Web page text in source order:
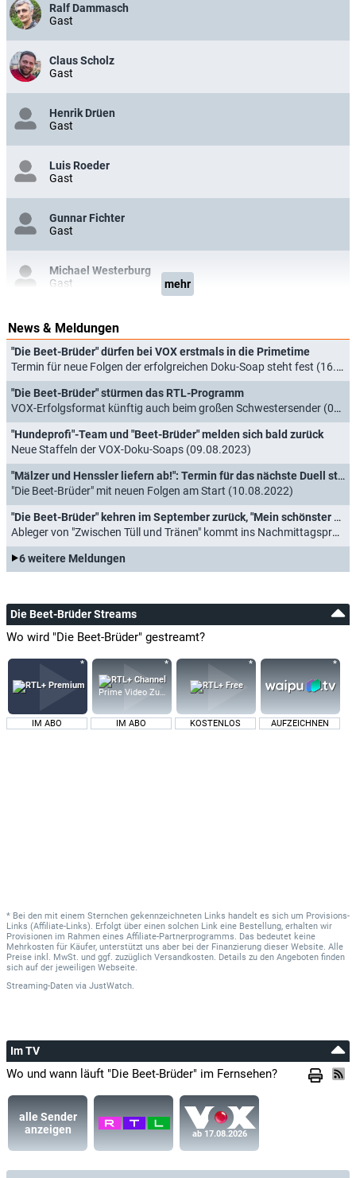
Ralf Dammasch
Gast
Claus Scholz
Gast
Henrik Drüen
Gast
Luis Roeder
Gast
Gunnar Fichter
Gast
Michael Westerburg
Gast
mehr
News & Meldungen
"Die Beet-Brüder" dürfen bei VOX erstmals in die Primetime
Termin für neue Folgen der erfolgreichen Doku-Soap steht fest (16.07.2026)
"Die Beet-Brüder" stürmen das RTL-Programm
VOX-Erfolgsformat künftig auch beim großen Schwestersender (08.01.2026)
"Hundeprofi"-Team und "Beet-Brüder" melden sich bald zurück
Neue Staffeln der VOX-Doku-Soaps (09.08.2023)
"Mälzer und Henssler liefern ab!": Termin für das nächste Duell steht fest
"Die Beet-Brüder" mit neuen Folgen am Start (10.08.2022)
"Die Beet-Brüder" kehren im September zurück, "Mein schönster Tag" startet
Ableger von "Zwischen Tüll und Tränen" kommt ins Nachmittagsprogramm (11.08.2021)
6 weitere Meldungen
Die Beet-Brüder Streams
Wo wird "Die Beet-Brüder" gestreamt?
IM ABO
Prime Video Zusatz-Kanäle
IM ABO KOSTENLOS AUFZEICHNEN
* Bei den mit einem Sternchen gekennzeichneten Links handelt es sich um Provisions-
Links (Affiliate-Links). Erfolgt über einen solchen Link eine Bestellung, erhalten wir
Provisionen im Rahmen eines Affiliate-Partnerprogramms. Das bedeutet keine
Mehrkosten für Käufer, unterstützt uns aber bei der Finanzierung dieser Website. Alle
Preise inkl. MwSt. und ggf. zuzüglich Versandkosten. Details zu den Angeboten finden
sich auf der jeweiligen Webseite.
Streaming-Daten via JustWatch.
Im TV
Wo und wann läuft "Die Beet-Brüder" im Fernsehen?
alle Sender
anzeigen
ab 17.08.2026